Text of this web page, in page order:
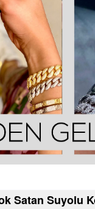
Satan Suyolu